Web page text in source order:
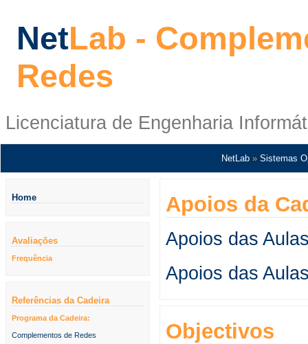
NetLab -
Redes
Licenciatura de Engenharia
NetLab » Sistemas
Home
Avaliações
Frequência
Referências da Cadeira
Programa da Cadeira:
Complementos de Redes
Apoios da
Apoios das
Apoios das
Objectivos